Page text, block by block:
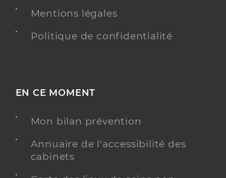
Mentions légales
Politique de confidentialité
EN CE MOMENT
Mon bilan prévention
Annuaire de l'accessibilité des
cabinets